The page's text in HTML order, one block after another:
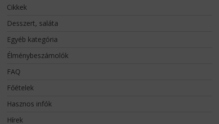
Cikkek
Desszert, saláta
Egyéb kategória
Élménybeszámolók
FAQ
Főételek
Hasznos infók
Hírek